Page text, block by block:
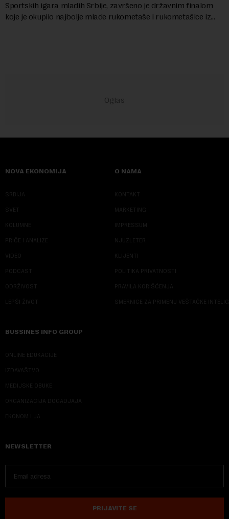
Sportskih igara mladih Srbije, završeno je državnim finalom
koje je okupilo najbolje mlade rukometaše i rukometašice iz
NOVA EKONOMIJA
SRBIJA
SVET
KOLUMNE
PRIČE I ANALIZE
VIDEO
PODCAST
ODRŽIVOST
LEPŠI ŽIVOT
O NAMA
KONTAKT
MARKETING
IMPRESSUM
NJUZLETER
KLIJENTI
POLITIKA PRIVATNOSTI
PRAVILA KORIŠĆENJA
SMERNICE ZA PRIMENU VEŠTAČKE
BUSSINES INFO GROUP
ONLINE EDUKACIJE
IZDAVAŠTVO
MEDIJSKE OBUKE
ORGANIZACIJA DOGADJAJA
EKONOM I JA
NEWSLETTER
PRIJAVITE SE